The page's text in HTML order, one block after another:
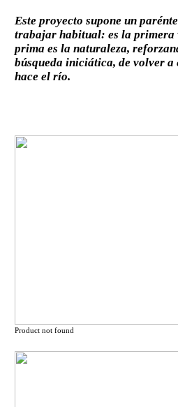
Este proyecto supone un
trabajar habitual: es la primera
prima es la naturaleza,
búsqueda iniciática, de volver a
hace el río.
Product not found